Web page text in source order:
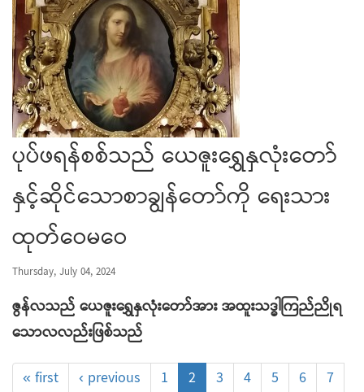
ပုပ်ဖရန်စစ်သည် ယေဇူးရွှေနှလုံးတော်
နှင့်ဆိုင်သောစာချွန်တော်ကို ရေးသား
ထုတ်‌ဝေမဝေ
Thursday, July 04, 2024
ဇွန်လသည် ယေဇူးရွှေနှလုံးတော်အား အထူးသဒ္ဓါကြည်ညိုရ
သောလလည်းဖြစ်သည်
« first
‹ previous 1 2 3 4 5 6
7